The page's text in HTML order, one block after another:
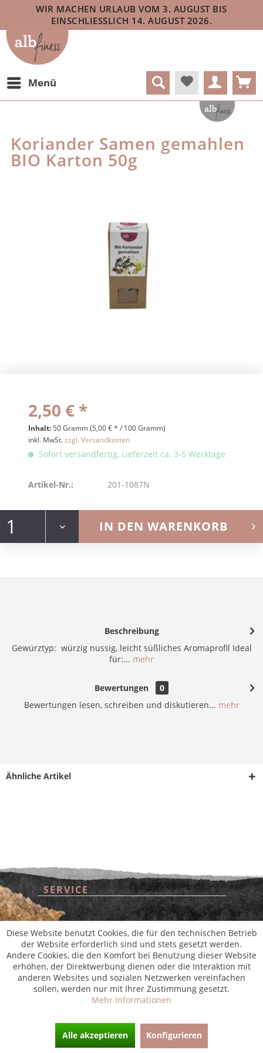
WIR MACHEN URLAUB VOM 3. AUGUST BIS
EINSCHLIESSLICH 14. AUGUST 2026.
Menü
Koriander Samen gemahlen
BIO Karton 50g
2,50 € *
Inhalt:50 Gramm (5,00 € * / 100 Gramm)
inkl. MwSt.zzgl. Versandkosten
Sofort versandfertig, Lieferzeit ca. 3-5 Werktage
IN DEN WARENKORB
Artikel-Nr.: 201-1087N
Beschreibung
Gewürztyp: würzig nussig, leicht süßliches Aromaprofil Ideal
für:... mehr
Bewertungen
0
Bewertungen lesen, schreiben und diskutieren... mehr
Ähnliche Artikel
SERVICE
SHOP SERVICE
INFORMATIONEN
NEWSLETTER
* Alle Preise inkl. gesetzl. Mehrwertsteuer zzgl.Versandkostenund ggf.
Nachnahmegebühren, wenn nicht anders beschrieben
aus der digitalenwollwinderei
Diese Website benutzt Cookies, die für den technischen Betrieb
der Website erforderlich sind und stets gesetzt werden.
Andere Cookies, die den Komfort bei Benutzung dieser Website
erhöhen, der Direktwerbung dienen oder die Interaktion mit
anderen Websites und sozialen Netzwerken vereinfachen
sollen, werden nur mit Ihrer Zustimmung gesetzt.
Mehr Informationen
Alle akzeptieren Konfigurieren